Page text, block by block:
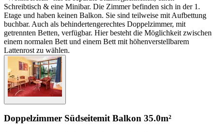
Schreibtisch & eine Minibar. Die Zimmer befinden sich in der 1.
Etage und haben keinen Balkon. Sie sind teilweise mit Aufbettung
buchbar. Auch als behindertengerechtes Doppelzimmer, mit
getrennten Betten, verfügbar. Hier besteht die Möglichkeit zwischen
einem normalen Bett und einem Bett mit höhenverstellbarem
Lattenrost zu wählen.
Doppelzimmer Südseitemit Balkon 35.0m²